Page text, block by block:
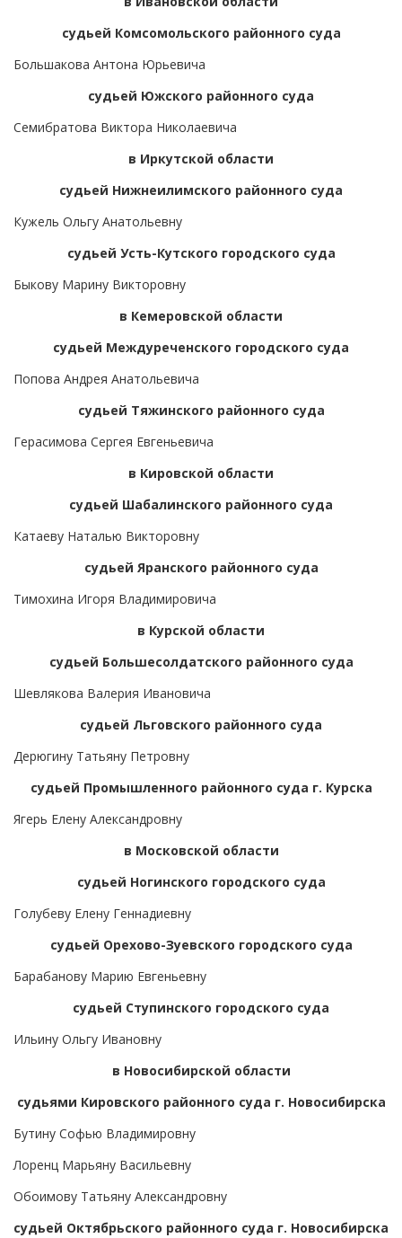
судьей Комсомольского районного суда
Большакова Антона Юрьевича
судьей Южского районного суда
Семибратова Виктора Николаевича
в Иркутской области
судьей Нижнеилимского районного суда
Кужель Ольгу Анатольевну
судьей Усть-Кутского городского суда
Быкову Марину Викторовну
в Кемеровской области
судьей Междуреченского городского суда
Попова Андрея Анатольевича
судьей Тяжинского районного суда
Герасимова Сергея Евгеньевича
в Кировской области
судьей Шабалинского районного суда
Катаеву Наталью Викторовну
судьей Яранского районного суда
Тимохина Игоря Владимировича
в Курской области
судьей Большесолдатского районного суда
Шевлякова Валерия Ивановича
судьей Льговского районного суда
Дерюгину Татьяну Петровну
судьей Промышленного районного суда г. Курска
Ягерь Елену Александровну
в Московской области
судьей Ногинского городского суда
Голубеву Елену Геннадиевну
судьей Орехово-Зуевского городского суда
Барабанову Марию Евгеньевну
судьей Ступинского городского суда
Ильину Ольгу Ивановну
в Новосибирской области
судьями Кировского районного суда г. Новосибирска
Бутину Софью Владимировну
Лоренц Марьяну Васильевну
Обоимову Татьяну Александровну
судьей Октябрьского районного суда г. Новосибирска